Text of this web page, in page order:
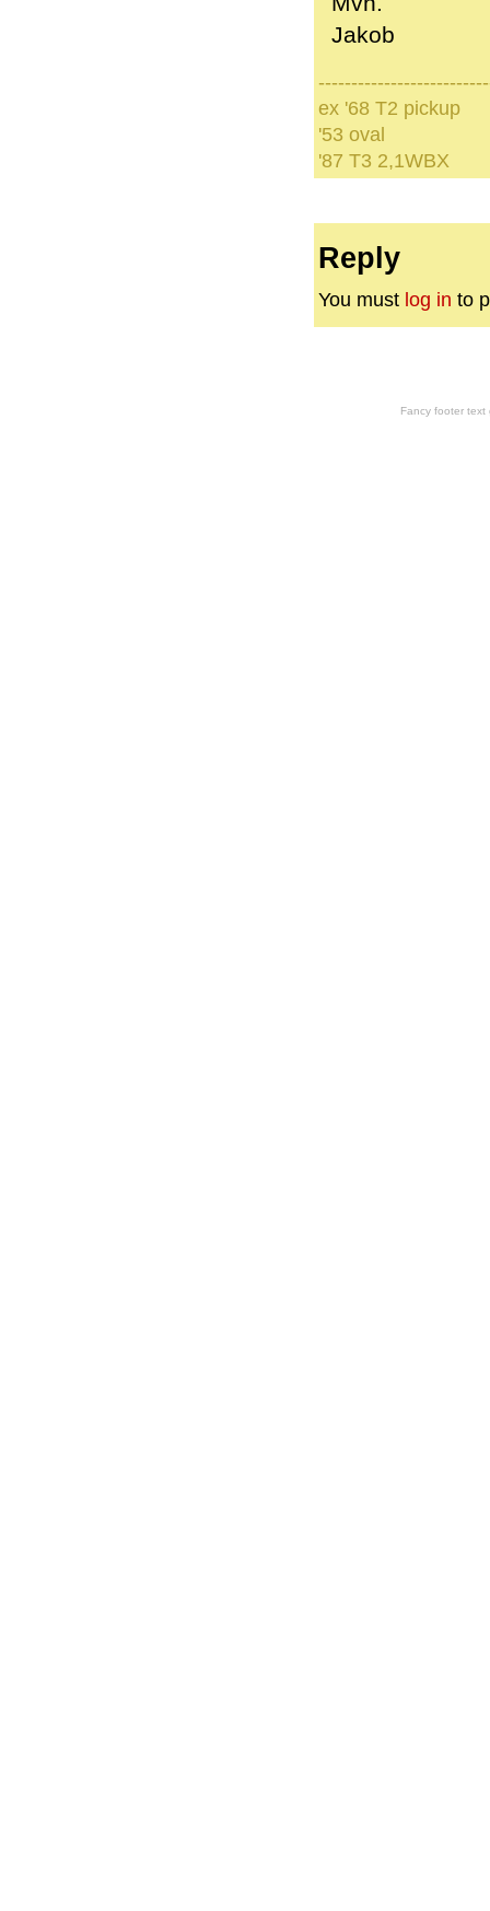
Jakob
ex '68 T2 pickup
'53 oval
'87 T3 2,1WBX
Reply
You must log in to
Fancy footer